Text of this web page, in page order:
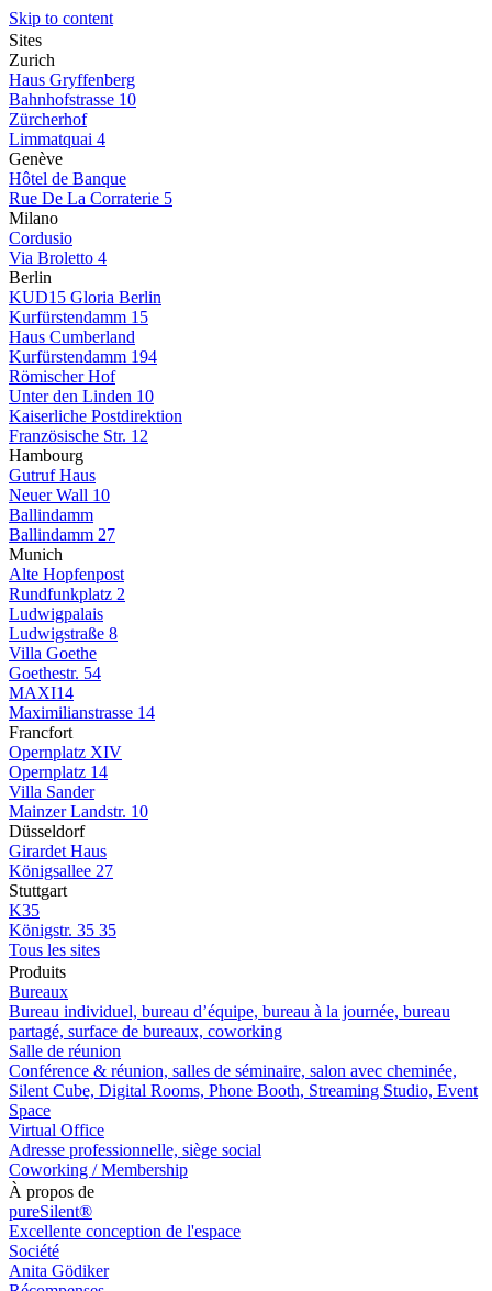
Skip to content
Sites
Zurich
Haus Gryffenberg
Bahnhofstrasse 10
Zürcherhof
Limmatquai 4
Genève
Hôtel de Banque
Rue De La Corraterie 5
Milano
Cordusio
Via Broletto 4
Berlin
KUD15 Gloria Berlin
Kurfürstendamm 15
Haus Cumberland
Kurfürstendamm 194
Römischer Hof
Unter den Linden 10
Kaiserliche Postdirektion
Französische Str. 12
Hambourg
Gutruf Haus
Neuer Wall 10
Ballindamm
Ballindamm 27
Munich
Alte Hopfenpost
Rundfunkplatz 2
Ludwigpalais
Ludwigstraße 8
Villa Goethe
Goethestr. 54
MAXI14
Maximilianstrasse 14
Francfort
Opernplatz XIV
Opernplatz 14
Villa Sander
Mainzer Landstr. 10
Düsseldorf
Girardet Haus
Königsallee 27
Stuttgart
K35
Königstr. 35 35
Tous les sites
Produits
Bureaux
Bureau individuel, bureau d’équipe, bureau à la journée, bureau
partagé, surface de bureaux, coworking
Salle de réunion
Conférence & réunion, salles de séminaire, salon avec cheminée,
Silent Cube, Digital Rooms, Phone Booth, Streaming Studio, Event
Space
Virtual Office
Adresse professionnelle, siège social
Coworking / Membership
À propos de
pureSilent®
Excellente conception de l'espace
Société
Anita Gödiker